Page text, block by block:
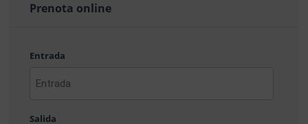
Prenota online
Entrada
AAAA
Salida